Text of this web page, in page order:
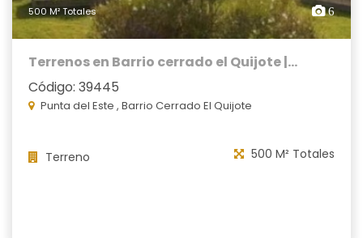
500 M² Totales 6
Terrenos en Barrio cerrado el Quijote |...
Código: 39445
Punta del Este , Barrio Cerrado El Quijote
Terreno 500 M² Totales